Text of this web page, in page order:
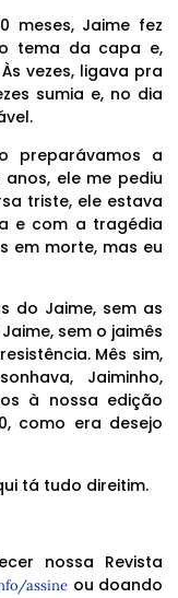
meses, Jaime fez
tema da capa e,
vezes, ligava pra
sumia e, no dia
preparávamos a
anos, ele me pediu
triste, ele estava
e com a tragédia
em morte, mas eu
do Jaime, sem as
sem o jaimês
Mês sim,
Jaiminho,
à nossa edição
como era desejo
tá tudo direitim.
nossa Revista
assine ou doando